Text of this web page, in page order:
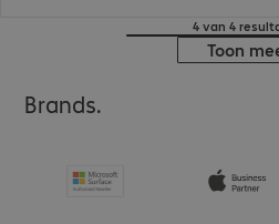
4 van 4
Toon
Brands.